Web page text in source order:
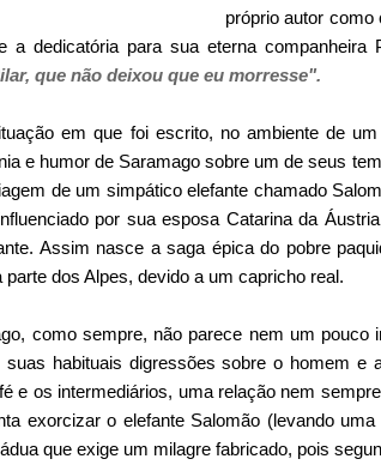
próprio autor
a dedicatória para sua eterna
que não deixou que eu morresse".
em que foi escrito, no ambiente de
e humor de Saramago sobre um de seus
de um simpático elefante chamado
por sua esposa Catarina da
Assim nasce a saga épica do pobre
parte dos Alpes, devido a um capricho real.
como sempre, não parece nem um
suas habituais digressões sobre o homem e
e os intermediários, uma relação nem
exorcizar o elefante Salomão (levando
que exige um milagre fabricado, pois